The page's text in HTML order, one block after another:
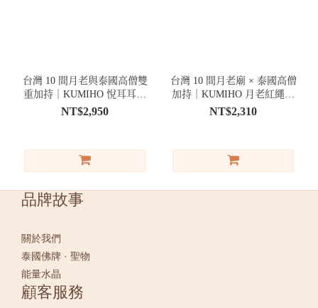
台灣 10 間月老與泰國高僧雙
重加持｜KUMIHO 悅耳耳環
｜人緣鳥 925 純銀
NT$2,950
台灣 10 間月老廟 × 泰國高僧
加持｜KUMIHO 月老紅繩腳
鍊｜正緣與魅力
NT$2,310
品牌故事
關於我們
泰國佛牌 · 聖物
能量水晶
顧客服務